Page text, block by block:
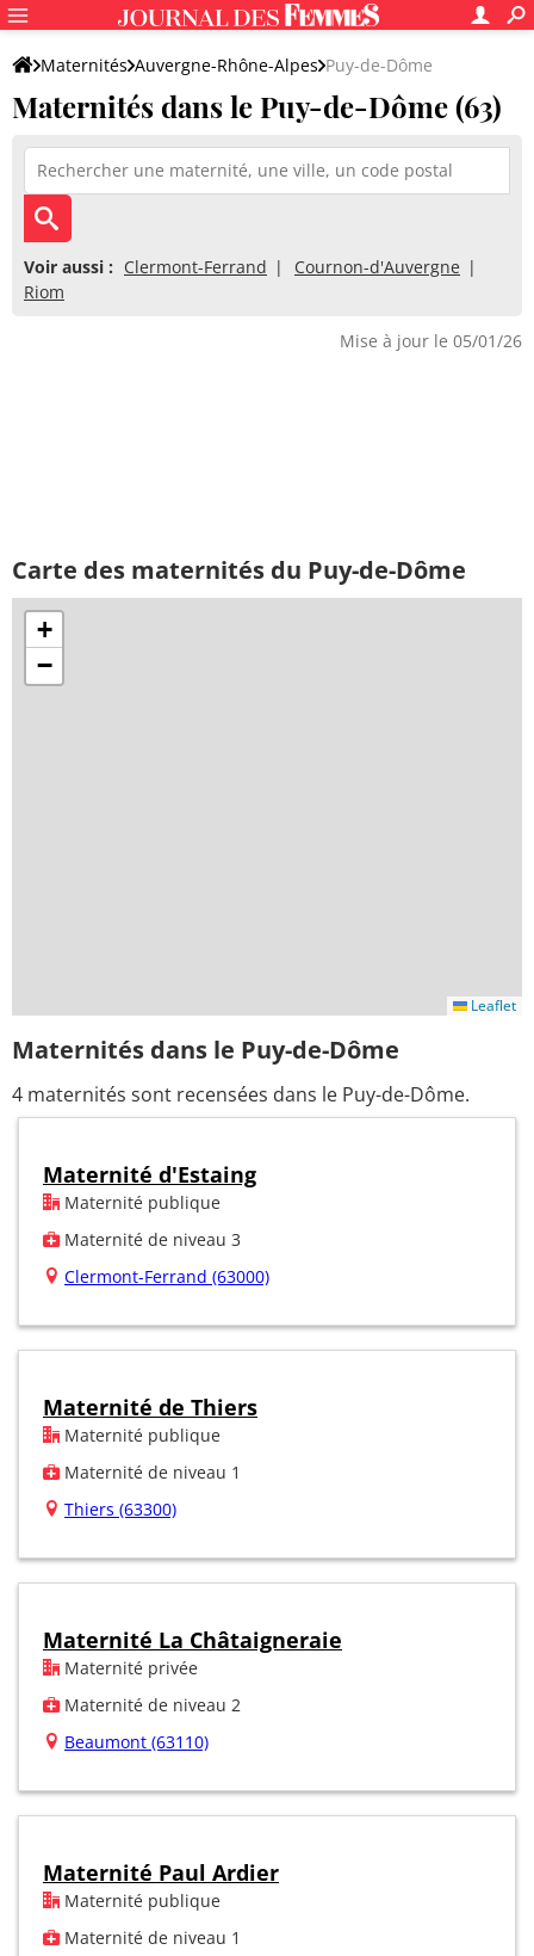
Maternités Auvergne-Rhône-Alpes Puy-de-Dôme
Maternités dans le Puy-de-Dôme (63)
Voir aussi : Clermont-Ferrand
Cournon-d'Auvergne
Riom
Mise à jour le 05/01/26
Carte des maternités du Puy-de-Dôme
+
−
Leaflet
Maternités dans le Puy-de-Dôme
4 maternités sont recensées dans le Puy-de-Dôme.
Maternité d'Estaing
Maternité publique
Maternité de niveau 3
Clermont-Ferrand (63000)
Maternité de Thiers
Maternité publique
Maternité de niveau 1
Thiers (63300)
Maternité La Châtaigneraie
Maternité privée
Maternité de niveau 2
Beaumont (63110)
Maternité Paul Ardier
Maternité publique
Maternité de niveau 1